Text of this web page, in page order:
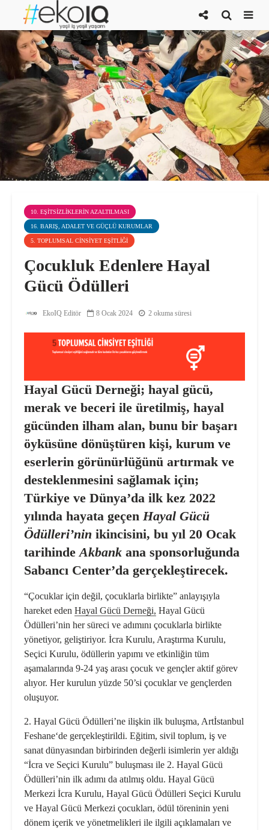
10. EŞITSIZLIKLERIN AZALTILMASI
16. BARIŞ, ADALET VE GÜÇLÜ KURUMLAR
5. TOPLUMSAL CINSIYET EŞITLIĞI
Çocukluk Edenlere Hayal
Gücü Ödülleri
EkoIQ Editör 8 Ocak 2024 2 okuma süresi
Hayal Gücü Derneği; hayal gücü,
merak ve beceri ile üretilmiş, hayal
gücünden ilham alan, bunu bir başarı
öyküsüne dönüştüren kişi, kurum ve
eserlerin görünürlüğünü artırmak ve
desteklenmesini sağlamak için;
Türkiye ve Dünya’da ilk kez 2022
yılında hayata geçen Hayal Gücü
Ödülleri’nin ikincisini, bu yıl 20 Ocak
tarihinde Akbank ana sponsorluğunda
Sabancı Center’da gerçekleştirecek.
“Çocuklar için değil, çocuklarla birlikte” anlayışıyla
hareket eden Hayal Gücü Derneği, Hayal Gücü
Ödülleri’nin her süreci ve adımını çocuklarla birlikte
yönetiyor, geliştiriyor. İcra Kurulu, Araştırma Kurulu,
Seçici Kurulu, ödüllerin yapımı ve etkinliğin tüm
aşamalarında 9-24 yaş arası çocuk ve gençler aktif görev
alıyor. Her kurulun yüzde 50’si çocuklar ve gençlerden
oluşuyor.
2. Hayal Gücü Ödülleri’ne ilişkin ilk buluşma, Artİstanbul
Feshane‘de gerçekleştirildi. Eğitim, sivil toplum, iş ve
sanat dünyasından birbirinden değerli isimlerin yer aldığı
“İcra ve Seçici Kurulu” buluşması ile 2. Hayal Gücü
Ödülleri’nin ilk adımı da atılmış oldu. Hayal Gücü
Merkezi İcra Kurulu, Hayal Gücü Ödülleri Seçici Kurulu
ve Hayal Gücü Merkezi çocukları, ödül töreninin yeni
dönem içerik ve yönetmelikleri ile ilgili açıklamaları ve